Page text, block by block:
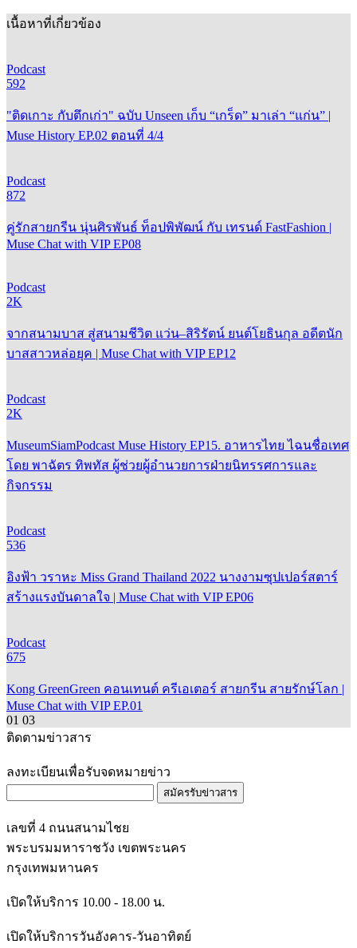
เนื้อหาที่เกี่ยวข้อง
Podcast
592
"ติดเกาะ กับตึกเก่า" ฉบับ Unseen เก็บ “เกร็ด” มาเล่า “แก่น” |
Muse History EP.02 ตอนที่ 4/4
Podcast
872
คู่รักสายกรีน นุ่นศิรพันธ์ ท็อปพิพัฒน์ กับ เทรนด์ FastFashion |
Muse Chat with VIP EP08
Podcast
2K
จากสนามบาส สู่สนามชีวิต แว่น–สิริรัตน์ ยนต์โยธินกุล อดีตนัก
บาสสาวหล่อยุค | Muse Chat with VIP EP12
Podcast
2K
MuseumSiamPodcast Muse History EP15. อาหารไทย ไฉนชื่อเทศ
โดย พาฉัตร ทิพทัส ผู้ช่วยผู้อำนวยการฝ่ายนิทรรศการและ
กิจกรรม
Podcast
536
อิงฟ้า วราหะ Miss Grand Thailand 2022 นางงามซุปเปอร์สตาร์
สร้างแรงบันดาลใจ | Muse Chat with VIP EP06
Podcast
675
Kong GreenGreen คอนเทนต์ ครีเอเตอร์ สายกรีน สายรักษ์โลก |
Muse Chat with VIP EP.01
01 03
ติดตามข่าวสาร
ลงทะเบียนเพื่อรับจดหมายข่าว
สมัครรับข่าวสาร
เลขที่ 4 ถนนสนามไชย
พระบรมมหาราชวัง เขตพระนคร
กรุงเทพมหานคร
เปิดให้บริการ 10.00 - 18.00 น.
เปิดให้บริการวันอังคาร-วันอาทิตย์